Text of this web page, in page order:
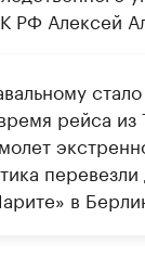
РФ Алексей
рейса из
перевезли
в